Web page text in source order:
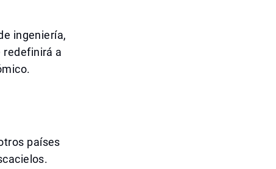
ingeniería,
redefinirá a
países